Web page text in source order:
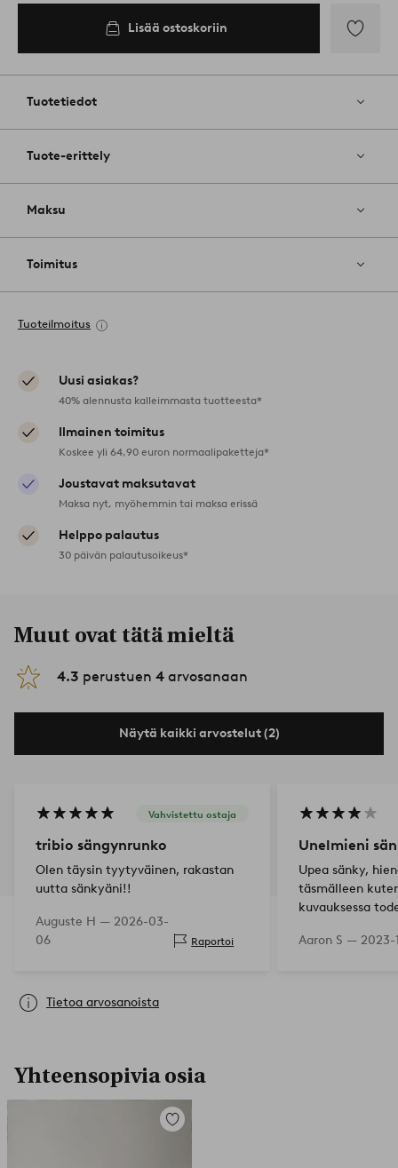
Lisää ostoskoriin
Tuotetiedot
Tuote-erittely
Maksu
Toimitus
Tuoteilmoitus
Uusi asiakas?
40% alennusta kalleimmasta tuotteesta*
Ilmainen toimitus
Koskee yli 64,90 euron normaalipaketteja*
Joustavat maksutavat
Maksa nyt, myöhemmin tai maksa erissä
Helppo palautus
30 päivän palautusoikeus*
Muut ovat tätä mieltä
4.3 perustuen 4 arvosanaan
Näytä kaikki arvostelut (2)
Vahvistettu ostaja
tribio sängynrunko
Olen täysin tyytyväinen, rakastan
uutta sänkyäni!!
Auguste H — 2026-03-
06
Raportoi
Unelmieni
Upea sänky,
täsmälleen
kuvauksessa
purkamisen
Aaron S — 2023-
Tietoa arvosanoista
Yhteensopivia osia
Lisää